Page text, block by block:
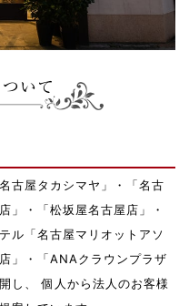
いて
古屋タカシマヤ」・「名古
」・「松坂屋名古屋店」・
ル「名古屋マリオットアソ
」・「ANAクラウンプラザ
し、 個人から法人のお客様